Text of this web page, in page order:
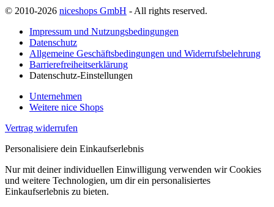
© 2010-2026 niceshops GmbH - All rights reserved.
Impressum und Nutzungsbedingungen
Datenschutz
Allgemeine Geschäftsbedingungen und Widerrufsbelehrung
Barrierefreiheitserklärung
Datenschutz-Einstellungen
Unternehmen
Weitere nice Shops
Vertrag widerrufen
Personalisiere dein Einkaufserlebnis
Nur mit deiner individuellen Einwilligung verwenden wir Cookies
und weitere Technologien, um dir ein personalisiertes
Einkaufserlebnis zu bieten.